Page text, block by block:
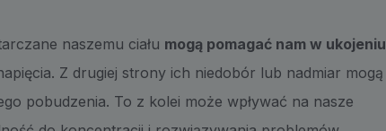
naszemu ciału mogą pomagać nam w ukojeniu
Z drugiej strony ich niedobór lub nadmiar mogą
pobudzenia. To z kolei może wpływać na nasze